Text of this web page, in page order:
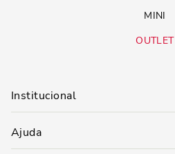
MINI
OUTLET
Institucional
Ajuda